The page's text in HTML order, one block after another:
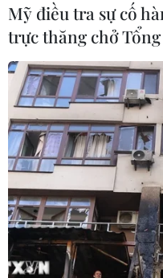
TIN CÙNG
Mỹ điều tra sự cố
trực thăng chở